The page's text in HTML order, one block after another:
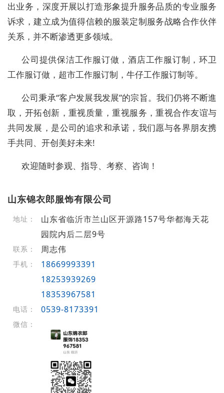
出业务，深度开展以打造形象提升服务品质的专业服务
诉求，建立成为值得信赖的服装定制服务战略合作伙伴
关系，并不断渗透更多领域。
公司提供保洁工作服订做，酒店工作服订制，环卫
工作服订做，超市工作服订制，牛仔工作服订制等。
公司秉承“客户发展我发展”的宗旨。我们仍将不断進
取，开拓创新，重视质量，重视服务，重视合作友谊与
共同发展，是公司的追求和承诺，我们愿与各界朋友携
手共同、开创美好未来!
欢迎随时参观、指导、考察、咨询！
山东锦衣郎服饰有限公司
地址：
山东省临沂市兰山区开源路157号华都海天花
园院内后二层9号
联系： 周志伟
手机：
18669993391
18253939269
18353967581
电话： 0539-8173391
微信：